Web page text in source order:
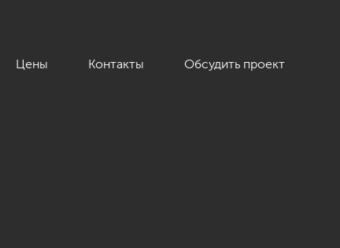
Цены Контакты Обсудить проект